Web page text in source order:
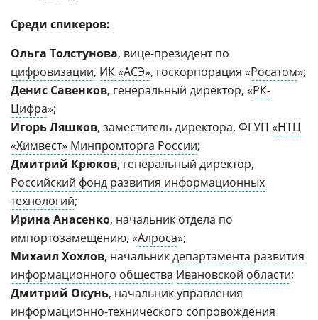
Среди спикеров:
Ольга Толстунова, вице-президент по
цифровизации, ИК «АСЭ», госкорпорация «Росатом»;
Денис Савенков, генеральный директор, «РК-
Цифра»;
Игорь Ляшков, заместитель директора, ФГУП «НТЦ
«Химвест» Минпромторга России;
Дмитрий Крюков, генеральный директор,
Российский фонд развития информационных
технологий;
Ирина Анасенко, начальник отдела по
импортозамещению, «Алроса»;
Михаил Хохлов, начальникдепартамента развития
информационного общества Ивановской области;
Дмитрий Окунь, начальник управления
информационно-технического сопровождения